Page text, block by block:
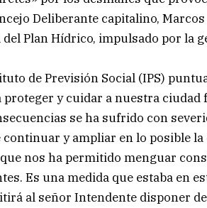
Deliberante capitalino,
Plan Hídrico, impulsado por la
de Previsión Social (IPS)
y cuidar a nuestra ciudad
se ha sufrido con
continuar y ampliar en lo posible
nos ha permitido menguar
Es una medida que estaba en
al señor Intendente disponer